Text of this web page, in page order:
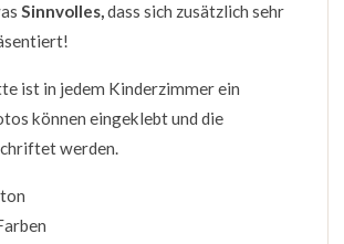
Sinnvolles,dass sich zusätzlich sehr
ist in jedem Kinderzimmer ein
können eingeklebt und die
werden.